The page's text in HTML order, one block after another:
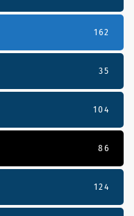
162
35
104
86
124